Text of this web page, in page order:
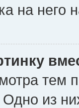
на него
тем
из